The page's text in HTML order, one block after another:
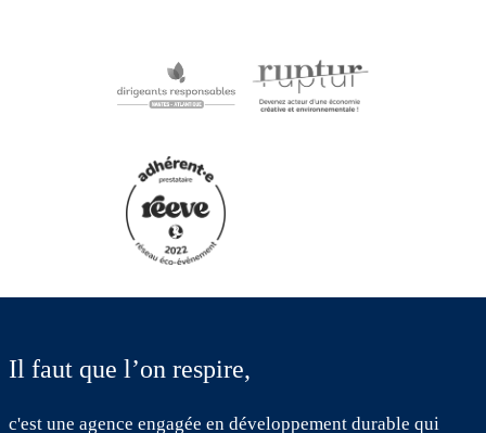
Il faut que l’on respire,
c'est une agence engagée en développement durable qui